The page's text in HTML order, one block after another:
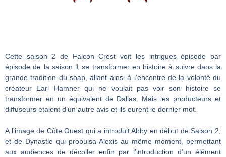
Cette saison 2 de Falcon Crest voit les intrigues épisode par
épisode de la saison 1 se transformer en histoire à suivre dans la
grande tradition du soap, allant ainsi à l’encontre de la volonté du
créateur Earl Hamner qui ne voulait pas voir son histoire se
transformer en un équivalent de Dallas. Mais les producteurs et
diffuseurs étaient d’un autre avis et ils eurent le dernier mot.
A l’image de Côte Ouest qui a introduit Abby en début de Saison 2,
et de Dynastie qui propulsa Alexis au même moment, permettant
aux audiences de décoller enfin par l’introduction d’un élément